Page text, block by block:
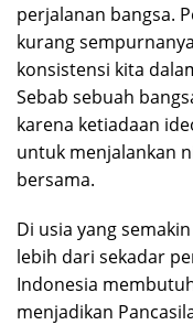
perjalanan bangsa.
kurang
konsistensi kita
Sebab sebuah
karena ketiadaan
untuk menjalankan
bersama.
Di usia yang
lebih dari sekadar
Indonesia
menjadikan